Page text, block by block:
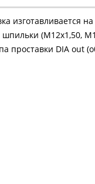
изготавливается
(М12х1,50,
проставки DIA out